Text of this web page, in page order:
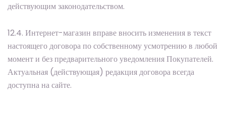
действующим законодательством.
12.4. Интернет-магазин вправе вносить изменения в текст
настоящего договора по собственному усмотрению в любой
момент и без предварительного уведомления Покупателей.
Актуальная (действующая) редакция договора всегда
доступна на сайте.